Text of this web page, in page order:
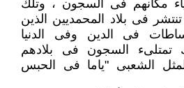
مكانهم فى السجون ، وتلك
فى بلاد المحمديين الذين
فى الدين وفى الدنيا
تمتلىء السجون فى بلادهم
الشعبى "ياما فى الحبس